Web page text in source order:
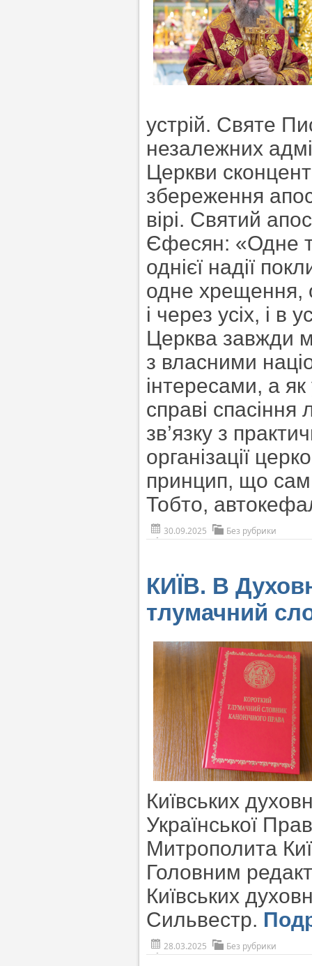
устрій. Святе
незалежних
Церкви
збереження
вірі. Святий
Єфесян: «Одне
однієї надії
одне хрещення,
і через усіх, і в
Церква завжди
з власними
інтересами, а
справі
зв’язку з
організації
принцип, що сам
Тобто,
30.09.2025 Без рубрики
КИЇВ. В
тлумачний
Київських
Української
Митрополита
Головним
Київських
Сильвестр.
28.03.2025 Без рубрики